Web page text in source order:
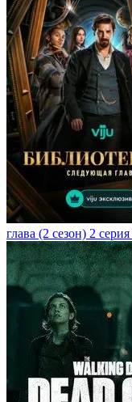
глава (2 сезон) 2 серия